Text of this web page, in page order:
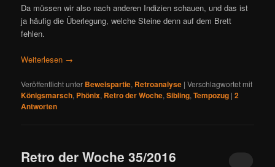
Da müssen wir also nach anderen Indizien schauen, und das ist
ja häufig die Überlegung, welche Steine denn auf dem Brett
fehlen.
Weiterlesen →
Veröffentlicht unter Beweispartie, Retroanalyse |Verschlagwortet mit
Königsmarsch, Phönix, Retro der Woche,Sibling,Tempozug |2
Antworten
Retro der Woche 35/2016